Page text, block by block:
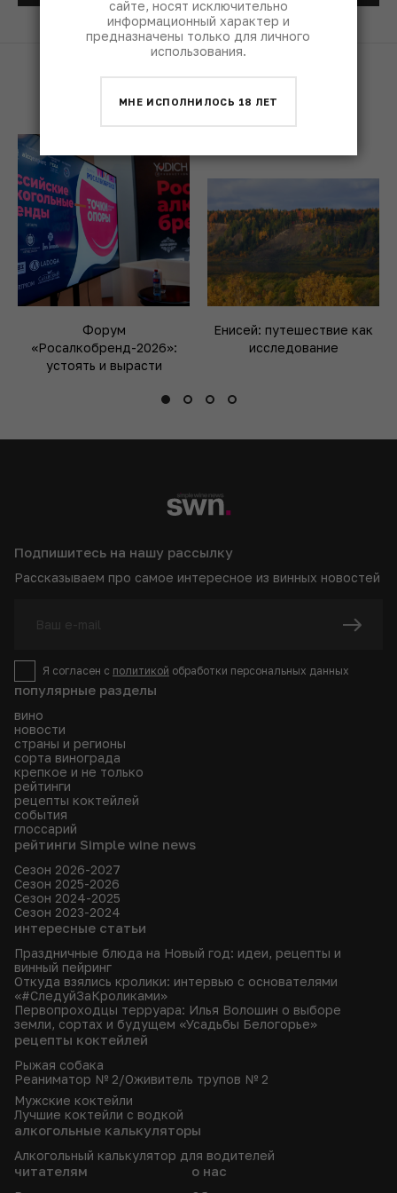
Форум
«Росалкобренд-2026»:
устоять и вырасти
Енисей: путешествие как
исследование
популярные разделы
вино
новости
страны и регионы
сорта винограда
крепкое и не только
рейтинги
рецепты коктейлей
события
глоссарий
рейтинги Simple wine news
Сезон 2026-2027
Сезон 2025-2026
Сезон 2024-2025
Сезон 2023-2024
интересные статьи
Праздничные блюда на Новый год: идеи, рецепты и
винный пейринг
Откуда взялись кролики: интервью с основателями
«#СледуйЗаКроликами»
Первопроходцы терруара: Илья Волошин о выборе
земли, сортах и будущем «Усадьбы Белогорье»
рецепты коктейлей
Рыжая собака
Реаниматор № 2/Оживитель трупов № 2
Мужские коктейли
Лучшие коктейли с водкой
алкогольные калькуляторы
Алкогольный калькулятор для водителей
читателям о нас
Подпишитесь на нашу рассылку
Рассказываем про самое интересное из винных новостей
Я согласен с политикой обработки персональных данных
сайте, носят исключительно
информационный характер и
предназначены только для личного
использования.
МНЕ ИСПОЛНИЛОСЬ 18 ЛЕТ